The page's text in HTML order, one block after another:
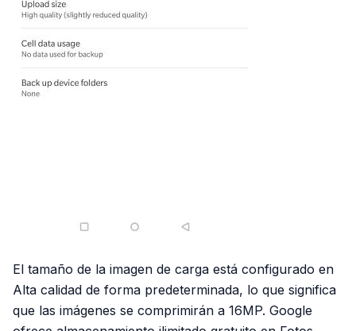
El tamaño de la imagen de carga está configurado en
Alta calidad de forma predeterminada, lo que significa
que las imágenes se comprimirán a 16MP. Google